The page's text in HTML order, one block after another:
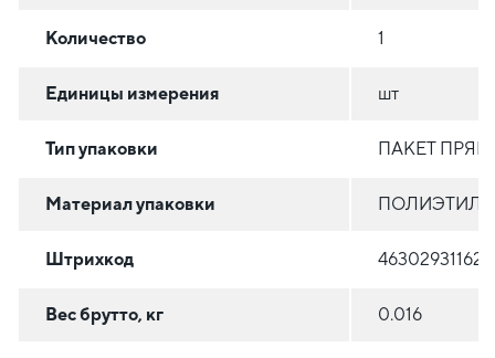
Количество 1
Единицы измерения шт
Тип упаковки ПАКЕТ
Материал упаковки
Штрихкод
Вес брутто, кг 0.016